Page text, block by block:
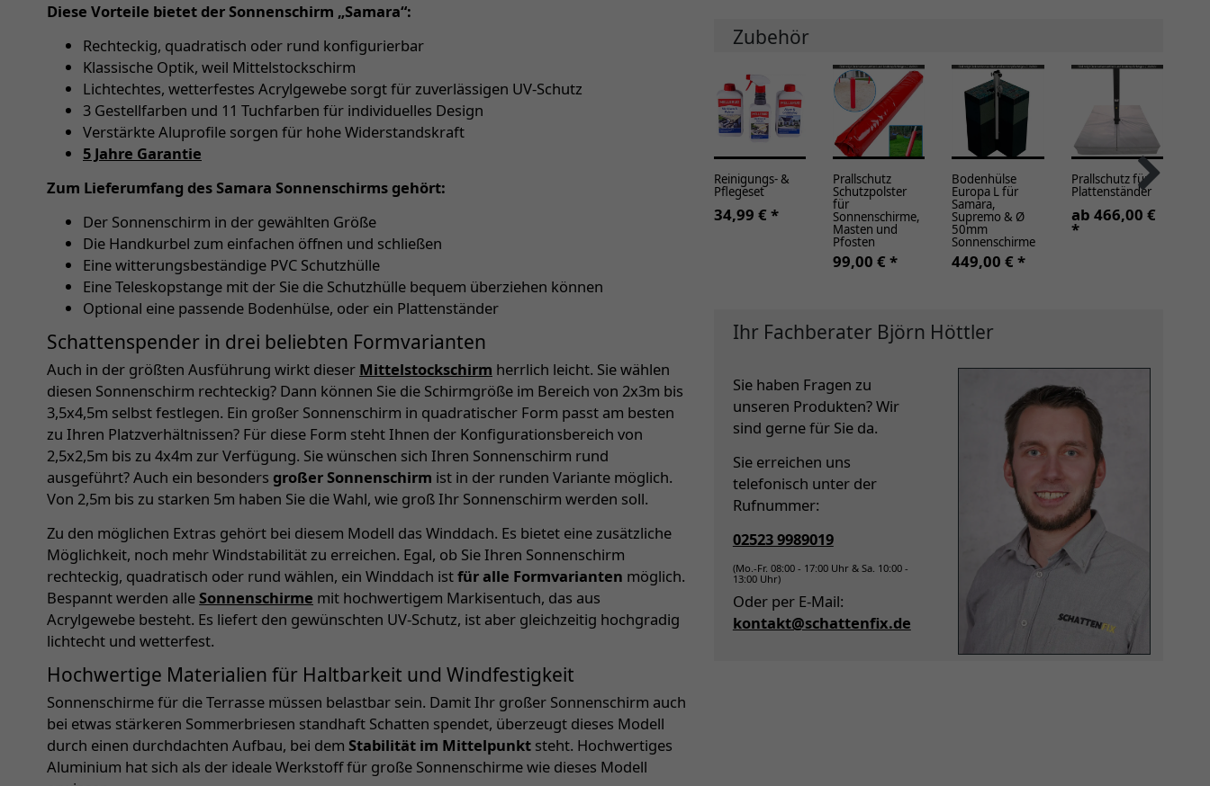
Diese Vorteile bietet der Sonnenschirm „Samara“:
Rechteckig, quadratisch oder rund konfigurierbar
Klassische Optik, weil Mittelstockschirm
Lichtechtes, wetterfestes Acrylgewebe sorgt für zuverlässigen UV-Schutz
3 Gestellfarben und 11 Tuchfarben für individuelles Design
Verstärkte Aluprofile sorgen für hohe Widerstandskraft
5 Jahre Garantie
Zum Lieferumfang des Samara Sonnenschirms gehört:
Der Sonnenschirm in der gewählten Größe
Die Handkurbel zum einfachen öffnen und schließen
Eine witterungsbeständige PVC Schutzhülle
Eine Teleskopstange mit der Sie die Schutzhülle bequem überziehen können
Optional eine passende Bodenhülse, oder ein Plattenständer
Schattenspender in drei beliebten Formvarianten
Auch in der größten Ausführung wirkt dieser Mittelstockschirm herrlich leicht. Sie wählen
diesen Sonnenschirm rechteckig? Dann können Sie die Schirmgröße im Bereich von 2x3m bis
3,5x4,5m selbst festlegen. Ein großer Sonnenschirm in quadratischer Form passt am besten
zu Ihren Platzverhältnissen? Für diese Form steht Ihnen der Konfigurationsbereich von
2,5x2,5m bis zu 4x4m zur Verfügung. Sie wünschen sich Ihren Sonnenschirm rund
ausgeführt? Auch ein besonders großer Sonnenschirm ist in der runden Variante möglich.
Von 2,5m bis zu starken 5m haben Sie die Wahl, wie groß Ihr Sonnenschirm werden soll.
Zu den möglichen Extras gehört bei diesem Modell das Winddach. Es bietet eine zusätzliche
Möglichkeit, noch mehr Windstabilität zu erreichen. Egal, ob Sie Ihren Sonnenschirm
rechteckig, quadratisch oder rund wählen, ein Winddach istfür alle Formvarianten möglich.
Bespannt werden alleSonnenschirme mit hochwertigem Markisentuch, das aus
Acrylgewebe besteht. Es liefert den gewünschten UV-Schutz, ist aber gleichzeitig hochgradig
lichtecht und wetterfest.
Hochwertige Materialien für Haltbarkeit und Windfestigkeit
Sonnenschirme für die Terrasse müssen belastbar sein. Damit Ihr großer Sonnenschirm auch
bei etwas stärkeren Sommerbriesen standhaft Schatten spendet, überzeugt dieses Modell
durch einen durchdachten Aufbau, bei dem Stabilität im Mittelpunkt steht. Hochwertiges
Aluminium hat sich als der ideale Werkstoff für große Sonnenschirme wie dieses Modell
Zubehör
Reinigungs- &
Pflegeset
34,99 € *
Prallschutz
Schutzpolster
für
Sonnenschirme,
Masten und
Pfosten
99,00 € *
Bodenhülse
Europa L für
Samara,
Supremo & Ø
50mm
Sonnenschirme
449,00 € *
Prallschutz für
Plattenständer
ab 466,00 €
*
Ihr Fachberater Björn Höttler
Sie haben Fragen zu
unseren Produkten? Wir
sind gerne für Sie da.
Sie erreichen uns
telefonisch unter der
Rufnummer:
02523 9989019
(Mo.-Fr. 08:00 - 17:00 Uhr & Sa. 10:00 -
13:00 Uhr)
Oder per E-Mail:
kontakt@schattenfix.de